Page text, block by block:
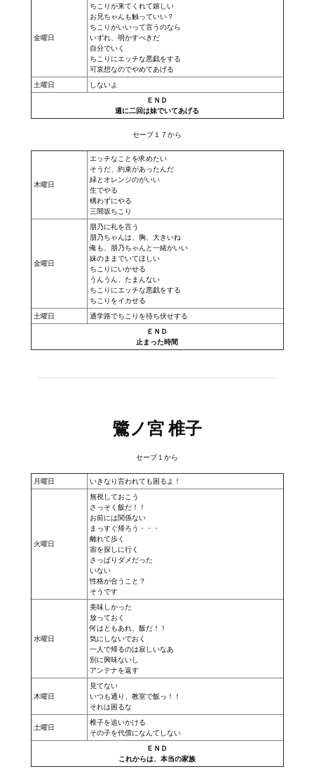
金曜日
ちこりが来てくれて嬉しい
お兄ちゃんも触っていい？
ちこりがいいって言うのなら
いずれ、明かすべきだ
自分でいく
ちこりにエッチな悪戯をする
可哀想なのでやめてあげる
土曜日
しないよ
ＥＮＤ
週に二回は妹でいてあげる
セーブ１７から
木曜日
エッチなことを求めたい
そうだ、約束があったんだ
緑とオレンジのがいい
生でやる
構わずにやる
三間坂ちこり
金曜日
朋乃に礼を言う
朋乃ちゃんは、胸、大きいね
俺も、朋乃ちゃんと一緒がいい
妹のままでいてほしい
ちこりにいかせる
うんうん、たまんない
ちこりにエッチな悪戯をする
ちこりをイカせる
土曜日
通学路でちこりを待ち伏せする
ＥＮＤ
止まった時間
鷺ノ宮 椎子
セーブ１から
月曜日 いきなり言われても困るよ！
火曜日
無視しておこう
さっそく飯だ！！
お前には関係ない
まっすぐ帰ろう・・・
離れて歩く
宙を探しに行く
さっぱりダメだった
いない
性格が合うこと？
そうです
水曜日
美味しかった
放っておく
何はともあれ、飯だ！！
気にしないでおく
一人で帰るのは寂しいなあ
別に興味ないし
アンテナを返す
木曜日
見てない
いつも通り、教室で飯っ！！
それは困るな
土曜日
椎子を追いかける
その子を代償になんてしない
ＥＮＤ
これからは、本当の家族